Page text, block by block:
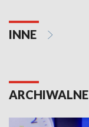
INNE
ARCHIWALNE